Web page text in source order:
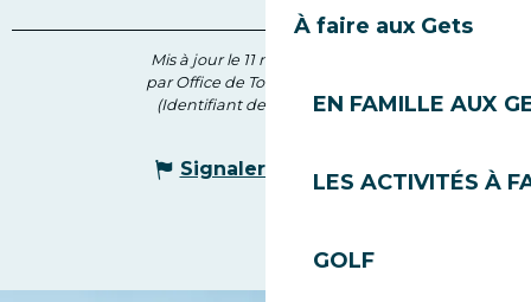
À faire aux Gets
EN FAMILLE AUX
LES ACTIVITÉS À
GOLF
Mis à jour le 11 mai 2026 à 14:08
par Office de Tourisme des Gets
(Identifiant de l'offre :135432)
Signaler une erreur